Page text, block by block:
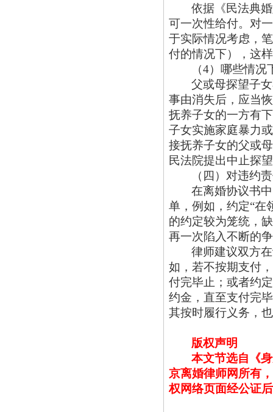
依据《民法典
可一次性给付。对
于实际情况考虑，
付的情况下），这
（4）哪些情况
父或母探望子
事由消失后，应当
抚养子女的一方有
子女实施家庭暴力
接抚养子女的父或
民法院提出中止探
（四）对违约
在离婚协议书
单，例如，约定“在
的约定较为笼统，
再一次陷入不断的
律师建议双方
如，若不按期支付
付完毕止；或者约
约金，直至支付完
其按时履行义务，
版权声明
本文节选自《
京离婚律师网所有
权网络页面经公证